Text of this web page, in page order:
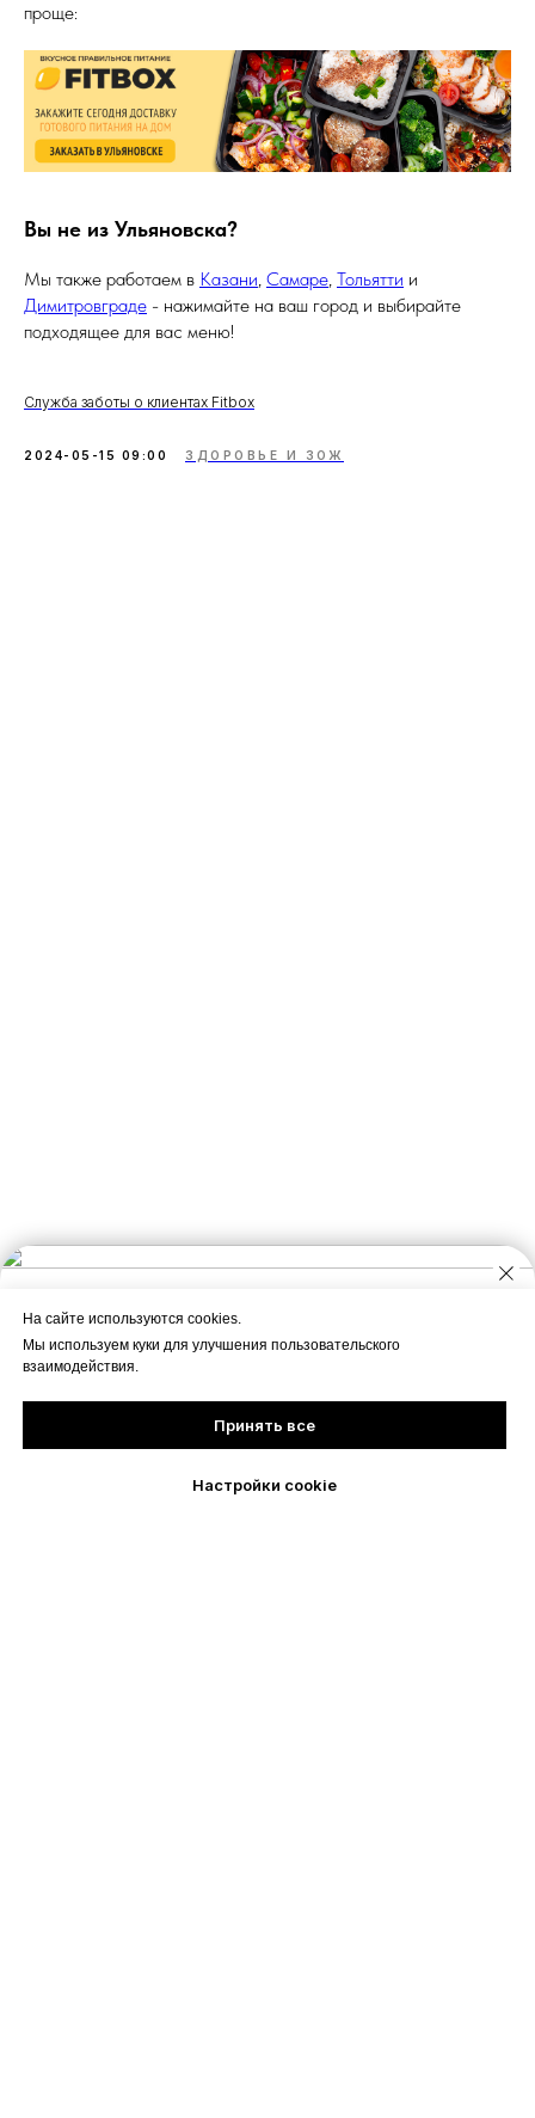
проще:
Вы не из Ульяновска?
Мы также работаем в Казани, Самаре, Тольятти и
Димитровграде - нажимайте на ваш город и выбирайте
подходящее для вас меню!
Служба заботы о клиентах Fitbox
2024-05-15 09:00 ЗДОРОВЬЕ И ЗОЖ
На сайте используются cookies.
Мы используем куки для улучшения пользовательского
взаимодействия.
Принять все
Настройки cookie